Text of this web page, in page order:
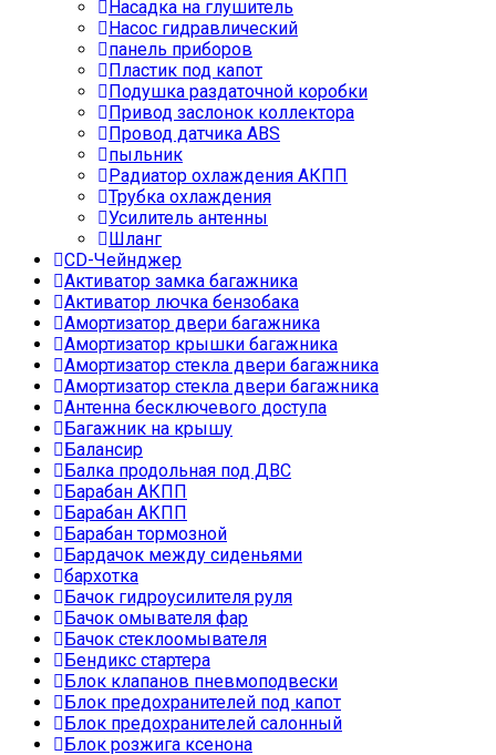
Насадка на глушитель
Насос гидравлический
панель приборов
Пластик под капот
Подушка раздаточной коробки
Привод заслонок коллектора
Провод датчика ABS
пыльник
Радиатор охлаждения АКПП
Трубка охлаждения
Усилитель антенны
Шланг
CD-Чейнджер
Активатор замка багажника
Активатор лючка бензобака
Амортизатор двери багажника
Амортизатор крышки багажника
Амортизатор стекла двери багажника
Амортизатор стекла двери багажника
Антенна бесключевого доступа
Багажник на крышу
Балансир
Балка продольная под ДВС
Барабан АКПП
Барабан АКПП
Барабан тормозной
Бардачок между сиденьями
бархотка
Бачок гидроусилителя руля
Бачок омывателя фар
Бачок стеклоомывателя
Бендикс стартера
Блок клапанов пневмоподвески
Блок предохранителей под капот
Блок предохранителей салонный
Блок розжига ксенона